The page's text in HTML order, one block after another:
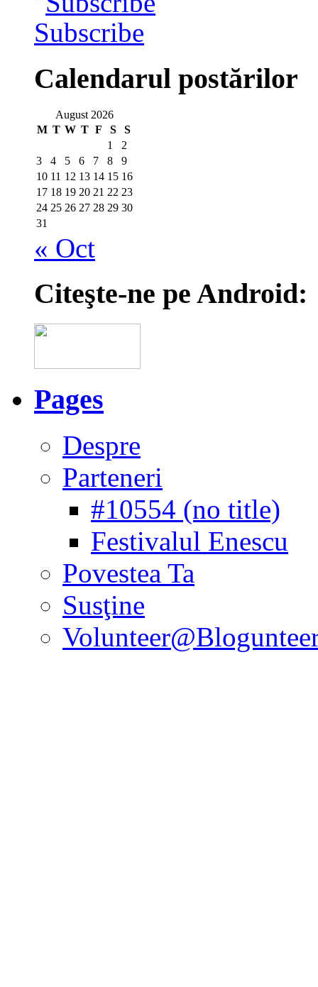
Subscribe
Calendarul postărilor
August 2026
M T W T F S
S
1
2
3
4 5 6 7 8
9
10 11 12 13 14 15 16
17 18 19 20 21 22 23
24 25 26 27 28 29 30
31
« Oct
Citeşte-ne pe Android:
Pages
Despre
Parteneri
#10554 (no title)
Festivalul Enescu
Povestea Ta
Susţine